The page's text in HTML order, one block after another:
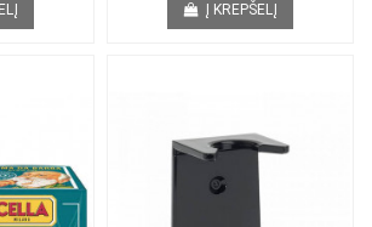
Į KREPŠELĮ